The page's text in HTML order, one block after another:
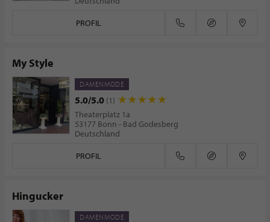
PROFIL
My Style
DAMENMODE
5.0/5.0 (1)
Theaterplatz 1a
53177 Bonn - Bad Godesberg
Deutschland
PROFIL
Hingucker
DAMENMODE